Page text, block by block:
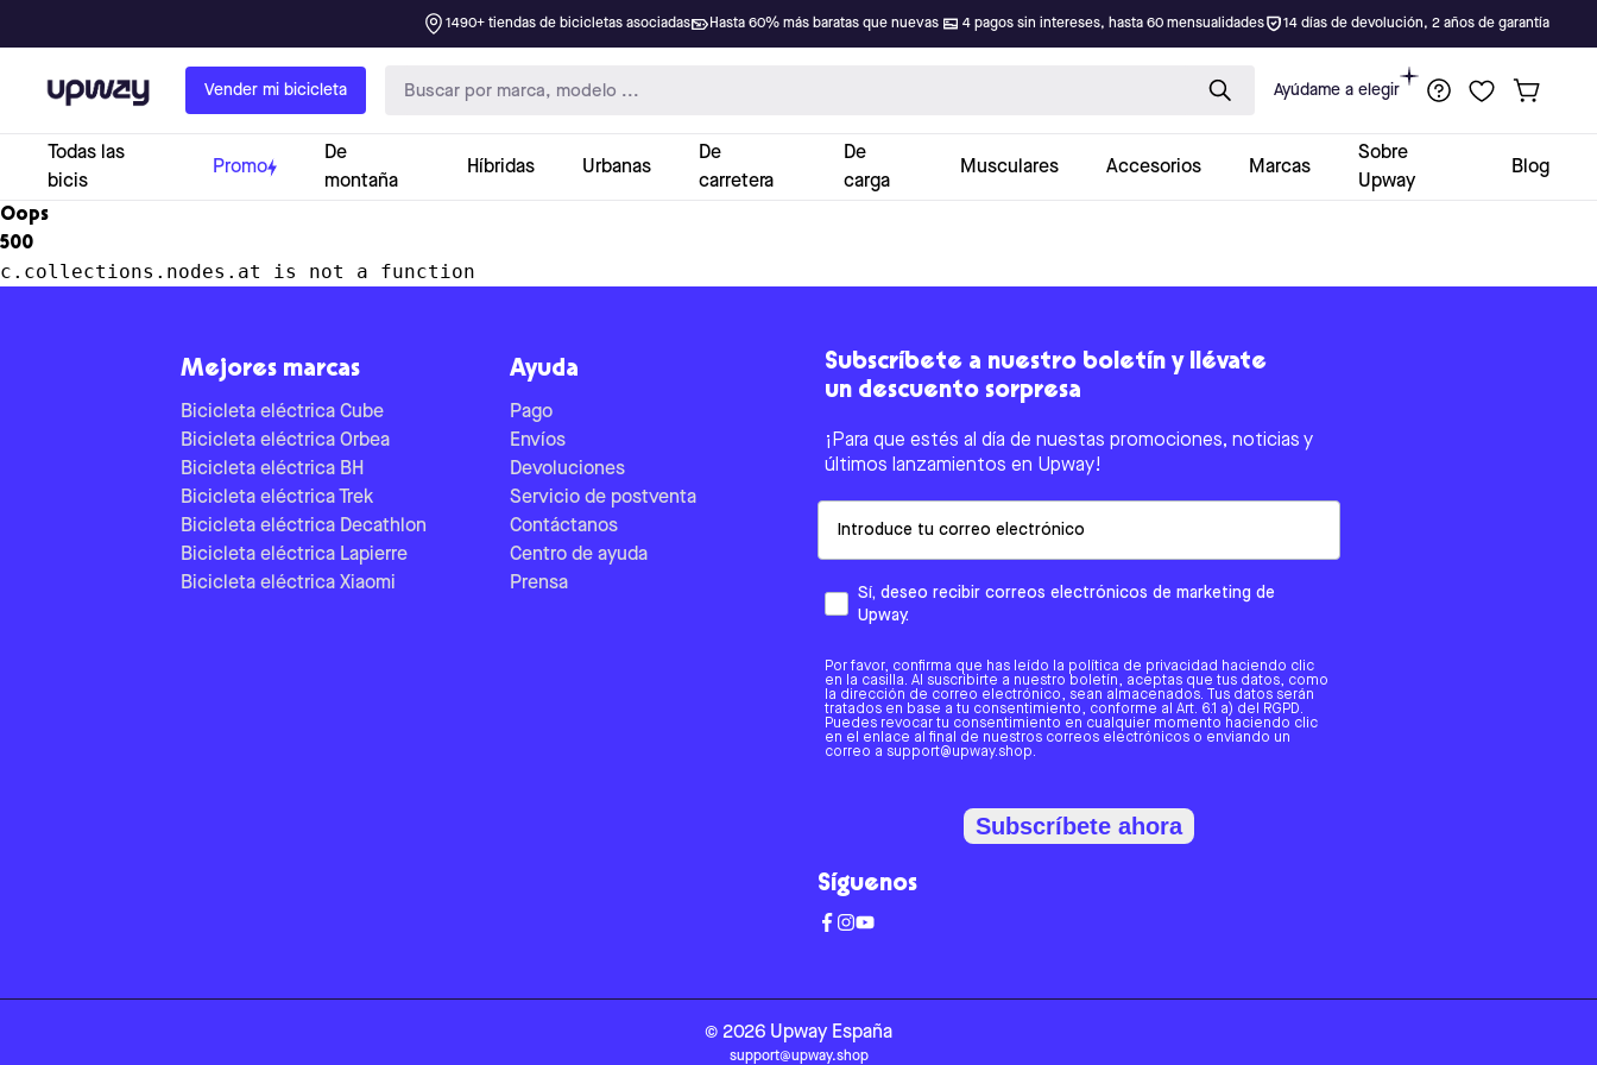
1490+ tiendas de bicicletas asociadas Hasta 60% más baratas que nuevas 4 pagos sin intereses, hasta 60 mensualidades 14 días de devolución, 2 años de garantía
Upway Vender mi bicicleta Ayúdame a elegir
Todas las
bicis
Promo
De
montaña
Híbridas Urbanas
De
carretera
De
carga
Musculares Accesorios Marcas
Sobre
Upway
Blog
Oops
500
c.collections.nodes.at is not a function
Mejores marcas
Bicicleta eléctrica Cube
Bicicleta eléctrica Orbea
Bicicleta eléctrica BH
Bicicleta eléctrica Trek
Bicicleta eléctrica Decathlon
Bicicleta eléctrica Lapierre
Bicicleta eléctrica Xiaomi
Ayuda
Pago
Envíos
Devoluciones
Servicio de postventa
Contáctanos
Centro de ayuda
Prensa
Subscríbete a nuestro boletín y llévate
un descuento sorpresa
¡Para que estés al día de nuestas promociones, noticias y
últimos lanzamientos en Upway!
Sí, deseo recibir correos electrónicos de marketing de
Upway.
Por favor, confirma que has leído la política de privacidad haciendo clic
en la casilla. Al suscribirte a nuestro boletín, aceptas que tus datos, como
la dirección de correo electrónico, sean almacenados. Tus datos serán
tratados en base a tu consentimiento, conforme al Art. 6.1 a) del RGPD.
Puedes revocar tu consentimiento en cualquier momento haciendo clic
en el enlace al final de nuestros correos electrónicos o enviando un
correo a support@upway.shop.
Subscríbete ahora
Síguenos
© 2026 Upway España
support@upway.shop